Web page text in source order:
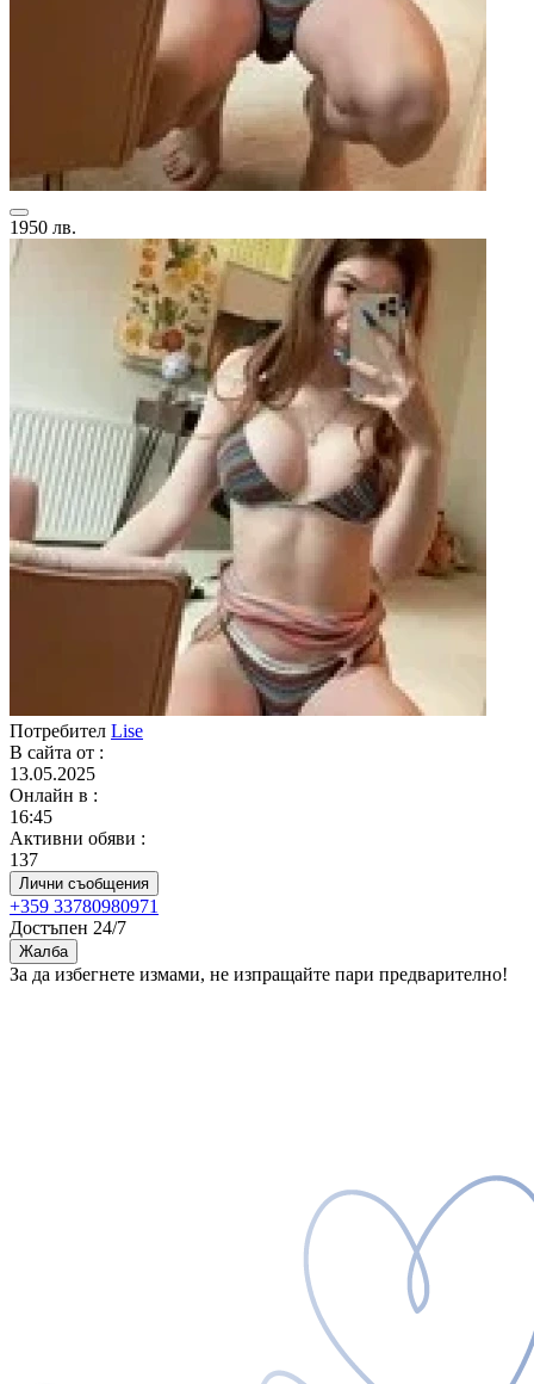
1950 лв.
Потребител Lise
В сайта от :
13.05.2025
Онлайн в :
16:45
Активни обяви :
137
Лични съобщения
+359 33780980971
Достъпен 24/7
Жалба
За да избегнете измами, не изпращайте пари предварително!